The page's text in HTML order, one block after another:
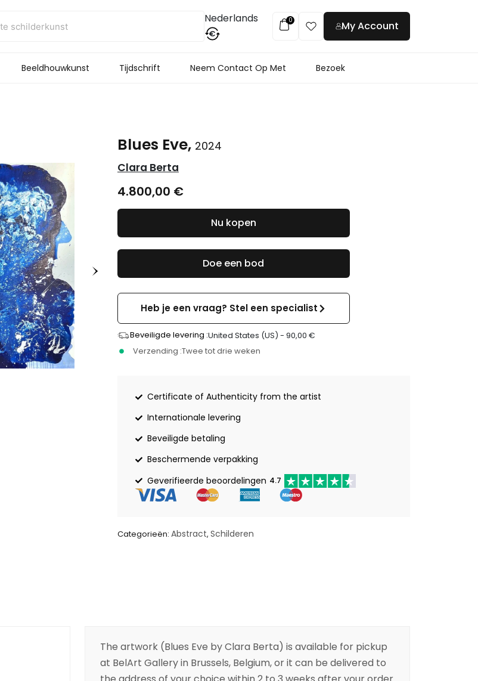
Nederlands
€
0 My Account
Beeldhouwkunst Tijdschrift Neem Contact Op Met Bezoek
Blues Eve, 2024
Clara Berta
4.800,00 €
Doe een bod
Heb je een vraag? Stel een specialist
Beveiligde levering :United States (US) -90,00€
Verzending :Twee tot drie weken
Certificate of Authenticity from the artist
Internationale levering
Beveiligde betaling
Beschermende verpakking
Geverifieerde beoordelingen 4.7
Categorieën: Abstract, Schilderen
Nu kopen
The artwork (Blues Eve by Clara Berta) is available for pickup
at BelArt Gallery in Brussels, Belgium, or it can be delivered to